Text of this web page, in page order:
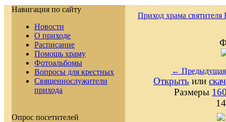
Навигация по сайту
Новости
О приходе
Расписание
Помощь храму
Фотоальбомы
Вопросы для крестных
Священнослужители
прихода
Опрос посетителей
Приход храма святителя
← Предыдущая
Открыть или
Размеры